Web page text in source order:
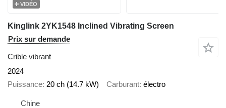
VIDÉO
Kinglink 2YK1548 Inclined Vibrating Screen
Prix sur demande
Crible vibrant
2024
Puissance 20 ch (14.7 kW) Carburant électro
Chine